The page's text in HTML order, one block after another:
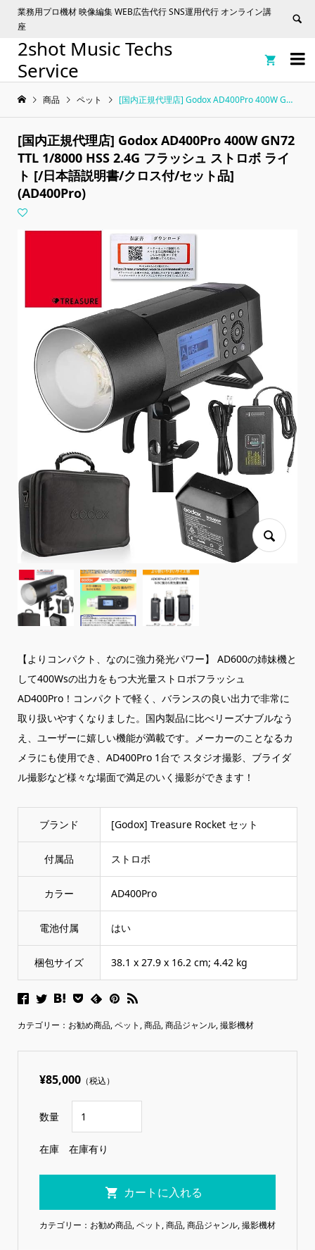
業務用プロ機材 映像編集 WEB広告代行 SNS運用代行 オンライン講
座

2shot Music Techs
Service

商品 ペット [国内正規代理店] Godox AD400Pro 400W GN72 TTL 1/8000 HSS 2.4G フラッシュ ストロボ ライト [/日本語説明書/クロス付/セット品] (AD400Pro)
[国内正規代理店] Godox AD400Pro 400W GN72
TTL 1/8000 HSS 2.4G フラッシュ ストロボ ライ
ト [/日本語説明書/クロス付/セット品]
(AD400Pro)
【よりコンパクト、なのに強力発光パワー】 AD600の姉妹機と
して400Wsの出力をもつ大光量ストロボフラッシュ
AD400Pro！コンパクトで軽く、バランスの良い出力で非常に
取り扱いやすくなりました。国内製品に比べリーズナブルなう
え、ユーザーに嬉しい機能が満載です。メーカーのことなるカ
メラにも使用でき、AD400Pro 1台で スタジオ撮影、ブライダ
ル撮影など様々な場面で満足のいく撮影ができます！
ブランド ‎[Godox] Treasure Rocket セット
付属品 ‎ストロボ
カラー ‎AD400Pro
電池付属 ‎はい
梱包サイズ ‎38.1 x 27.9 x 16.2 cm; 4.42 kg
カテゴリー： お勧め商品,ペット ,商品,商品ジャンル,撮影機材
¥85,000（税込）
数量
在庫 在庫有り
カテゴリー： お勧め商品,ペット ,商品,商品ジャンル,撮影機材